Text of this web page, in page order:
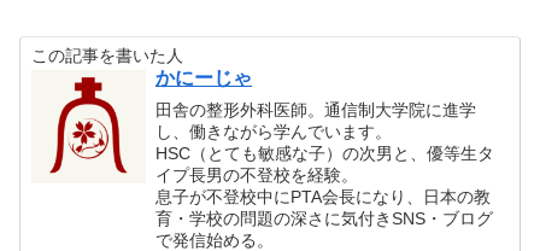
この記事を書いた人
かにーじゃ
田舎の整形外科医師。通信制大学院に進学
し、働きながら学んでいます。
HSC（とても敏感な子）の次男と、優等生タ
イプ長男の不登校を経験。
息子が不登校中にPTA会長になり、日本の教
育・学校の問題の深さに気付きSNS・ブログ
で発信始める。